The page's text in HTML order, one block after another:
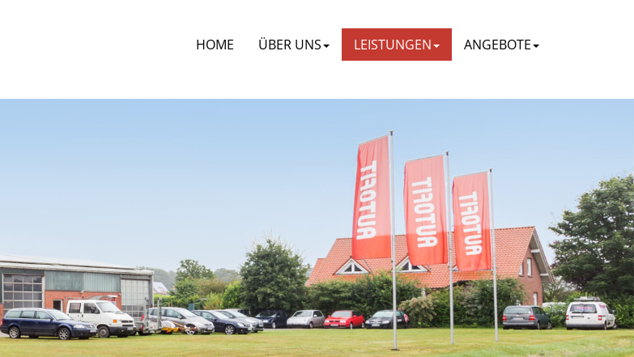
HOME ÜBER UNS LEISTUNGEN ANGEBOTE